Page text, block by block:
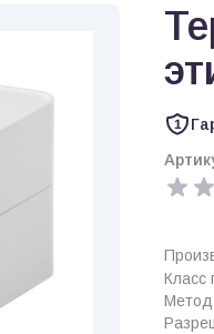
Класс
Метод